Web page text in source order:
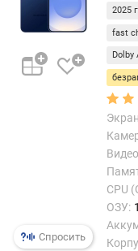
л
й
)Спросить
2025
fast
Dolby
CPU
ОЗУ: